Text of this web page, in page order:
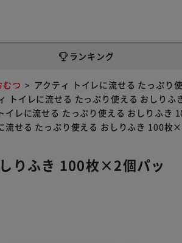
ランキング
むつ
アクティ トイレに流せる たっぷり
トイレに流せる たっぷり使える おしり
イレに流せる たっぷり使える おしりふき
流せる たっぷり使える おしりふき 100枚
りふき 100枚×2個パッ